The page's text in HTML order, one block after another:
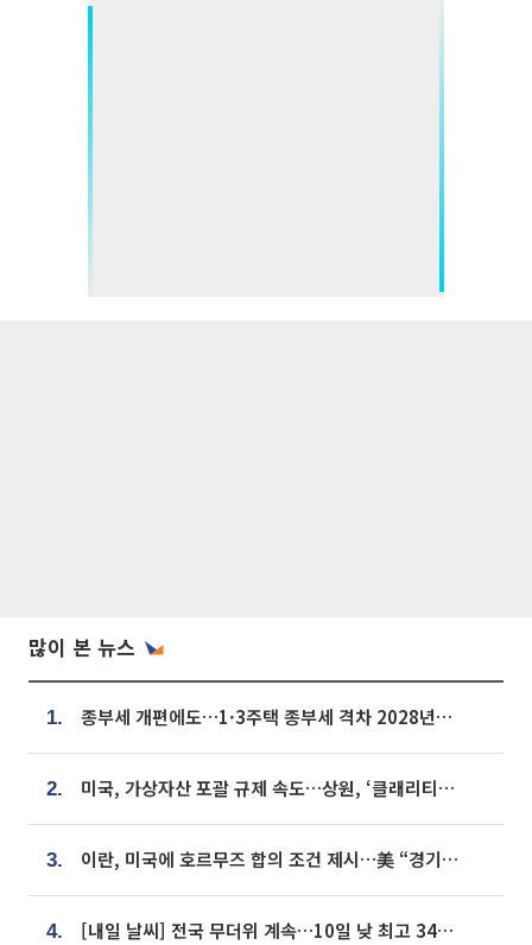
많이 본 뉴스
1. 종부세 개편에도…1·3주택 종부세 격차 2028년부터 확대
2. 미국, 가상자산 포괄 규제 속도…상원, ‘클래리티법’ 9월 절차투표 추진
3. 이란, 미국에 호르무즈 합의 조건 제시…美 “경기 아직 안 끝나” [종합]
4. [내일 날씨] 전국 무더위 계속…10일 낮 최고 34도 육박